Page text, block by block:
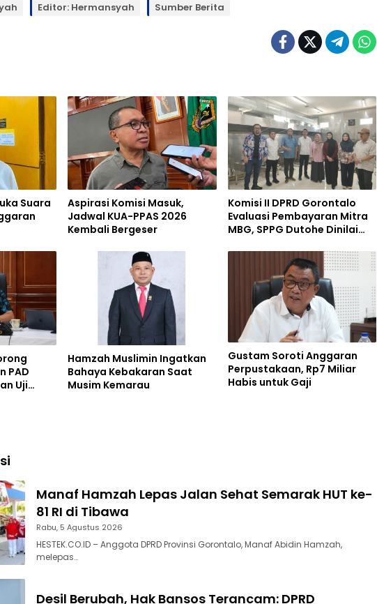
Editor: Hermansyah Sumber Berita
Suara
Aspirasi Komisi Masuk,
Jadwal KUA-PPAS 2026
Kembali Bergeser
Komisi II DPRD Gorontalo
Evaluasi Pembayaran Mitra
MBG, SPPG Dutohe Dinilai
PAD
Uji
Hamzah Muslimin Ingatkan
Bahaya Kebakaran Saat
Musim Kemarau
Gustam Soroti Anggaran
Perpustakaan, Rp7 Miliar
Habis untuk Gaji
Manaf Hamzah Lepas Jalan Sehat Semarak HUT ke-
81 RI di Tibawa
Rabu, 5 Agustus 2026
HESTEK.CO.ID – Anggota DPRD Provinsi Gorontalo, Manaf Abidin Hamzah,
melepas…
Desil Berubah, Hak Bansos Terancam: DPRD